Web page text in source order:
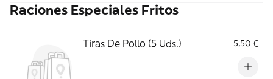
Raciones Especiales Fritos
Tiras De Pollo (5 Uds.) 5,50 €